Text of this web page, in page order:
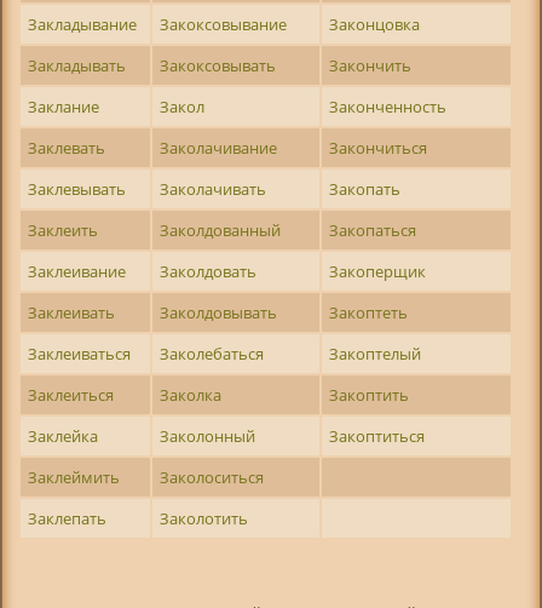
Закладывание
Закоксовывание
Законцовка
Закладывать
Закоксовывать
Закончить
Заклание
Закол
Законченность
Заклевать
Заколачивание
Закончиться
Заклевывать
Заколачивать
Закопать
Заклеить
Заколдованный
Закопаться
Заклеивание
Заколдовать
Закоперщик
Заклеивать
Заколдовывать
Закоптеть
Заклеиваться
Заколебаться
Закоптелый
Заклеиться
Заколка
Закоптить
Заклейка
Заколонный
Закоптиться
Заклеймить
Заколоситься
Заклепать
Заколотить